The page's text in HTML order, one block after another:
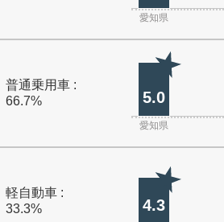
愛知県
普通乗用車 :
66.7%
5.0
愛知県
軽自動車 :
33.3%
4.3